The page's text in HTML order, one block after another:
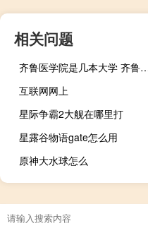
相关问题
齐鲁医学院是几本大学
互联网网上
星际争霸2大舰在哪里打
星露谷物语gate怎么用
原神大水球怎么